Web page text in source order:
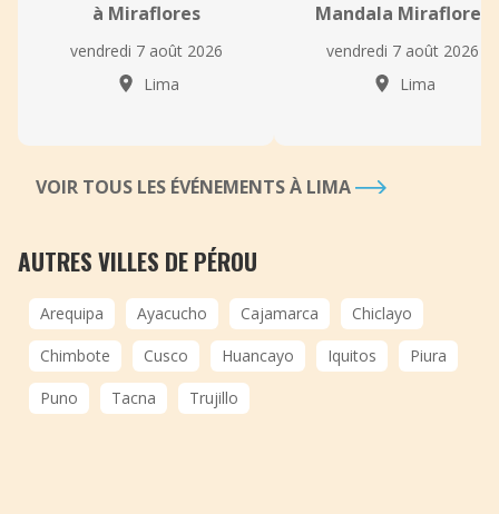
à Miraflores
vendredi 7 août 2026
Lima
Mandala Miraflores
vendredi 7 août 2026
Lima
VOIR TOUS LES ÉVÉNEMENTS À LIMA
AUTRES VILLES DE PÉROU
Arequipa Ayacucho Cajamarca
Chiclayo
Chimbote
Cusco Huancayo Iquitos
Piura
Puno
Tacna Trujillo